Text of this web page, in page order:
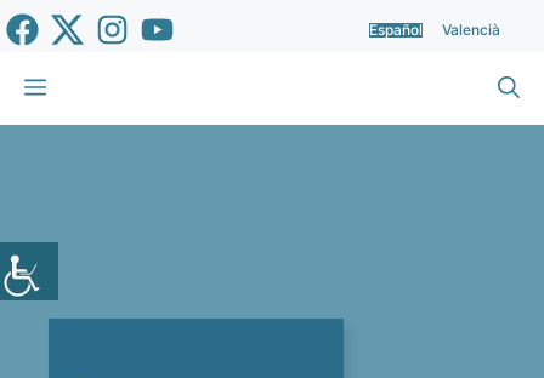
Saltar
al
contenido
Español Valencià
Menú